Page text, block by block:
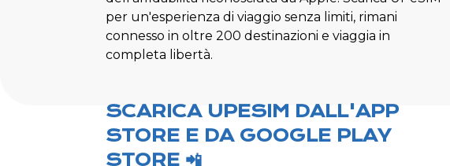
per un'esperienza di viaggio senza limiti, rimani
connesso in oltre 200 destinazioni e viaggia in
completa libertà.
SCARICA UPESIM DALL'APP
STORE E DA GOOGLE PLAY
STORE 📲